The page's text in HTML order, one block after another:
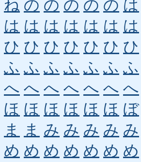
ね の の の の の は
は は は は は は は
ひ ひ ひ ひ ひ ひ ひ
ふ ふ ふ ふ ふ ふ ふ
へ へ へ へ へ へ へ
ほ ほ ほ ほ ほ ほ ぼ
ま
ま み み み み み
め め め め め め め